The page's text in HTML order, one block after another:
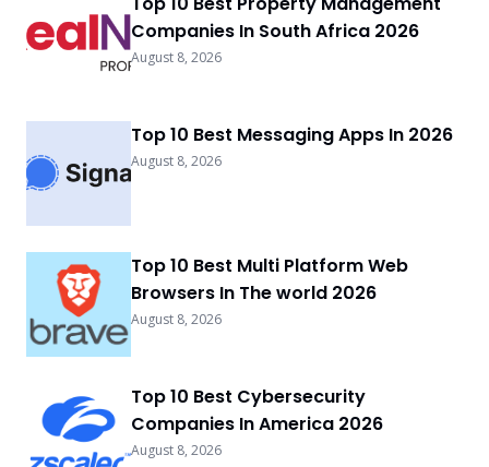
Companies In South Africa 2026
August 8, 2026
Top 10 Best Messaging Apps In 2026
August 8, 2026
Top 10 Best Multi Platform Web
Browsers In The world 2026
August 8, 2026
Top 10 Best Cybersecurity
Companies In America 2026
August 8, 2026